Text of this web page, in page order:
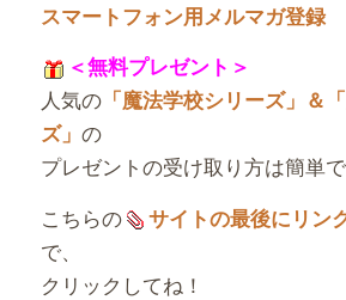
スマートフォン用メルマガ登録
＜無料プレゼント＞
人気の「魔法学校シリーズ」＆
ズ」 の
プレゼントの受け取り方は簡単で
こちらの
サイトの最後にリン
で、
クリックしてね！